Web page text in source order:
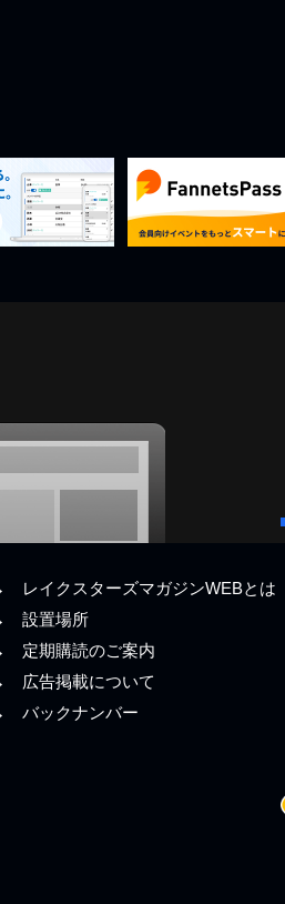
レイクスターズマガジンWEBとは
設置場所
定期購読のご案内
広告掲載について
バックナンバー